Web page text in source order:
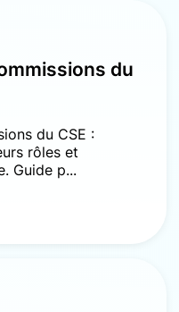
du
du CSE :
rôles et
Guide p...